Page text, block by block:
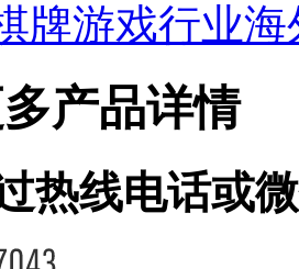
牌游戏行业
产品详情
热线电话或